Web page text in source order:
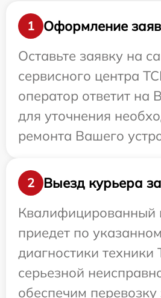
1
Оформление
Оставьте заявку на
сервисного центра
оператор ответит на
для уточнения
ремонта Вашего
2
Выезд курьера
Квалифицированный
приедет по
диагностики техники
серьезной
обеспечим